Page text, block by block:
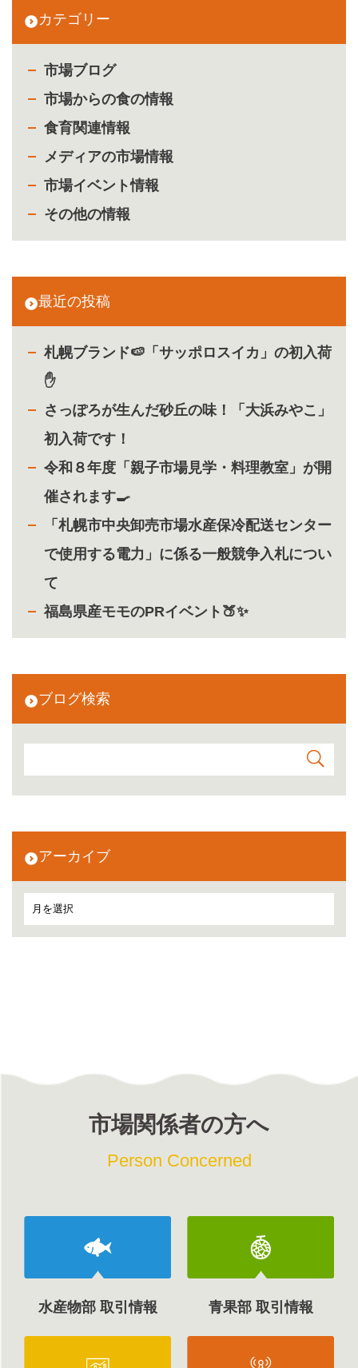
カテゴリー
市場ブログ
市場からの食の情報
食育関連情報
メディアの市場情報
市場イベント情報
その他の情報
最近の投稿
札幌ブランド🍉「サッポロスイカ」の初入荷
✋
さっぽろが生んだ砂丘の味！「大浜みやこ」
初入荷です！
令和８年度「親子市場見学・料理教室」が開
催されます🍳
「札幌市中央卸売市場水産保冷配送センター
で使用する電力」に係る一般競争入札につい
て
福島県産モモのPRイベント🍑✨
ブログ検索
アーカイブ
市場関係者の方へ
Person Concerned
水産物部 取引情報 青果部 取引情報